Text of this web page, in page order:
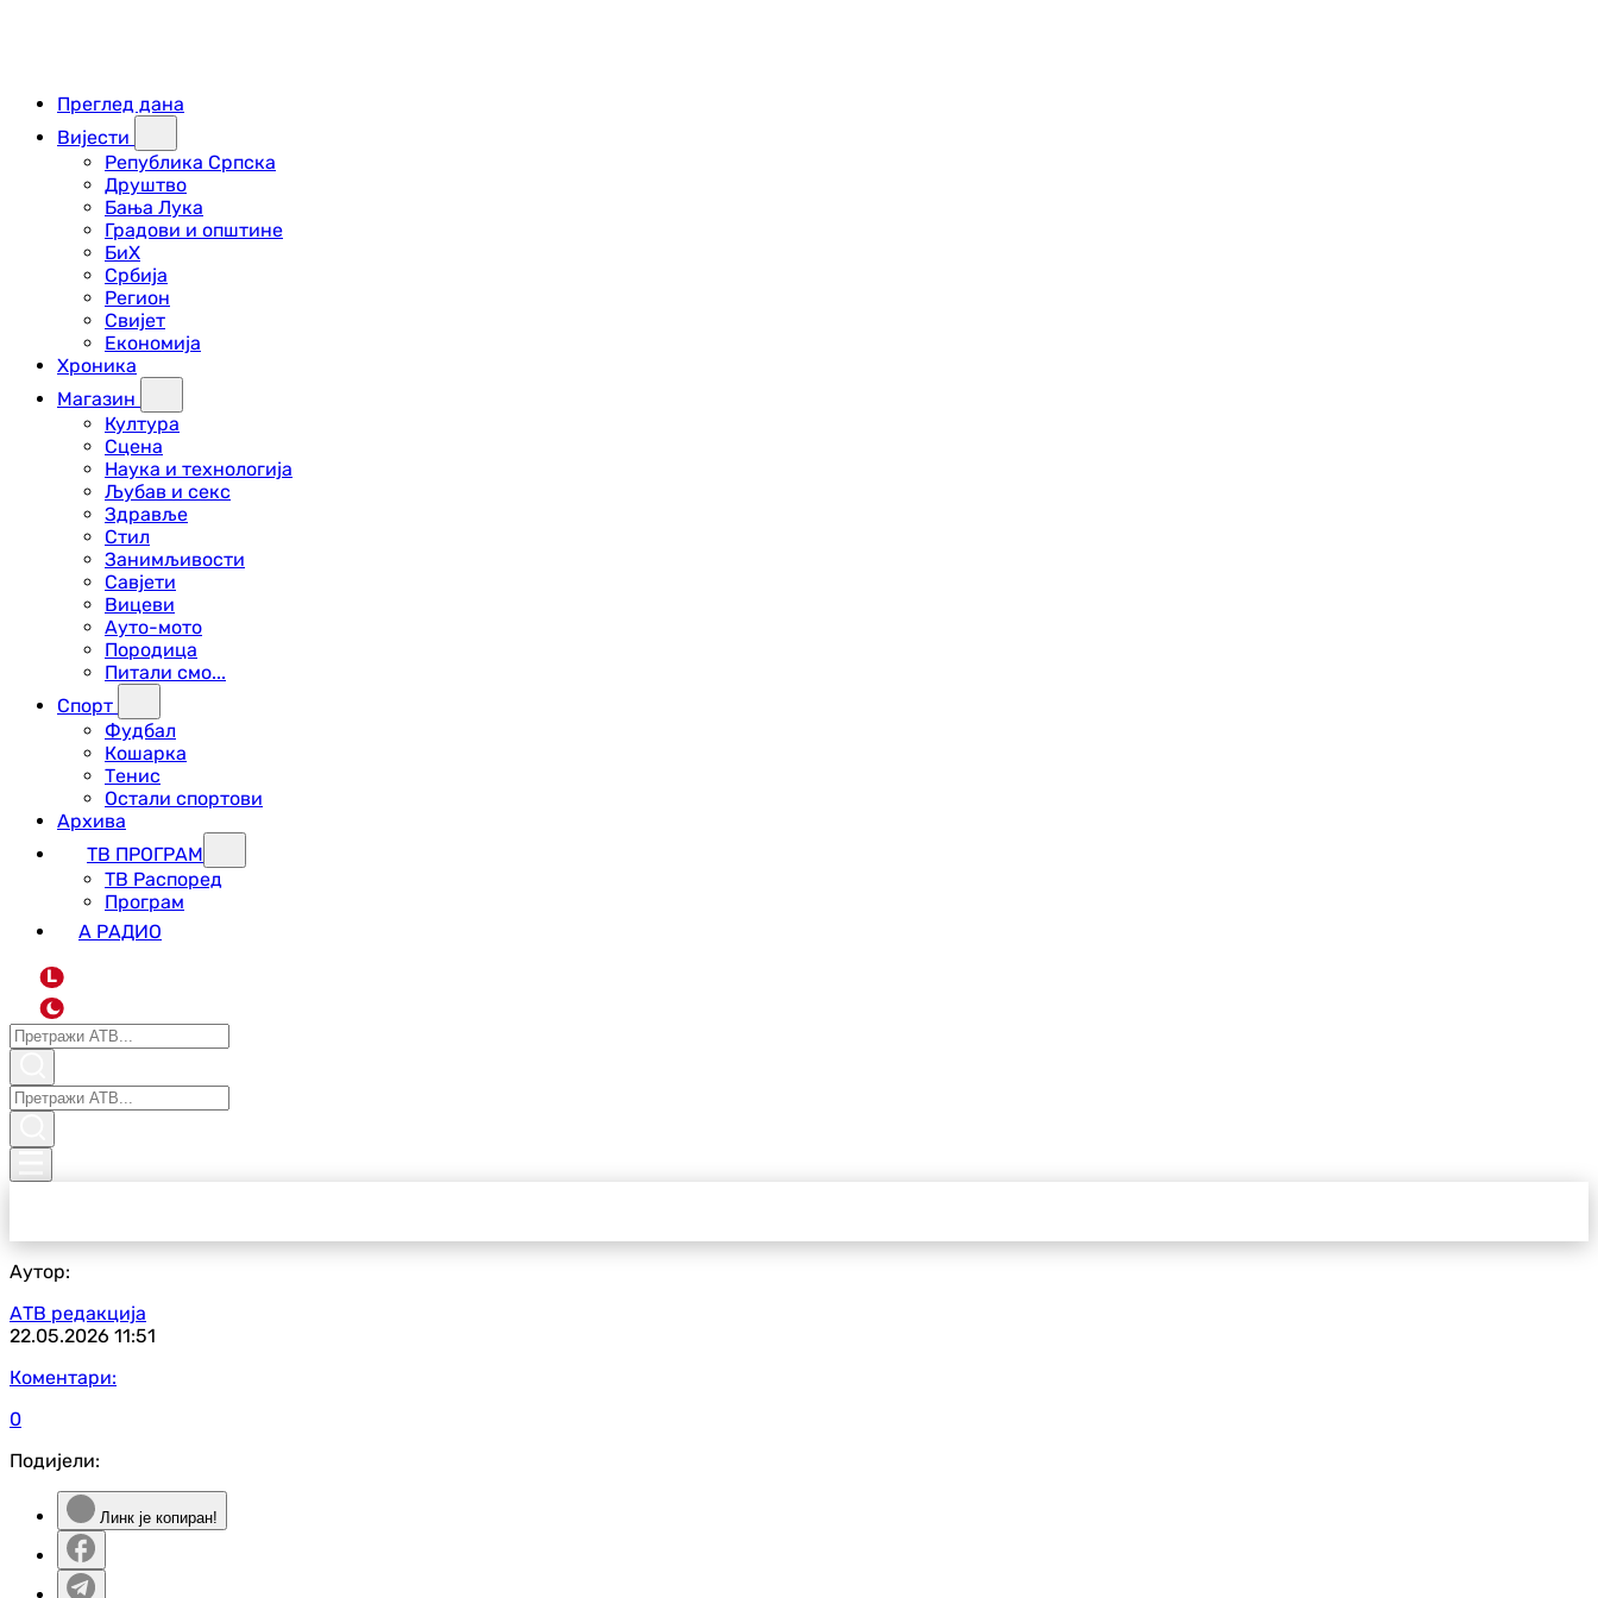
Преглед дана
Вијести
Република Српска
Друштво
Бања Лука
Градови и општине
БиХ
Србија
Регион
Свијет
Економија
Хроника
Магазин
Култура
Сцена
Наука и технологија
Љубав и секс
Здравље
Стил
Занимљивости
Савјети
Вицеви
Ауто-мото
Породица
Питали смо...
Спорт
Фудбал
Кошарка
Тенис
Остали спортови
Архива
ТВ ПРОГРАМ
ТВ Распоред
Програм
А РАДИО
L
Аутор:
АТВ редакција
22.05.2026 11:51
Коментари:
0
Подијели:
Линк је копиран!